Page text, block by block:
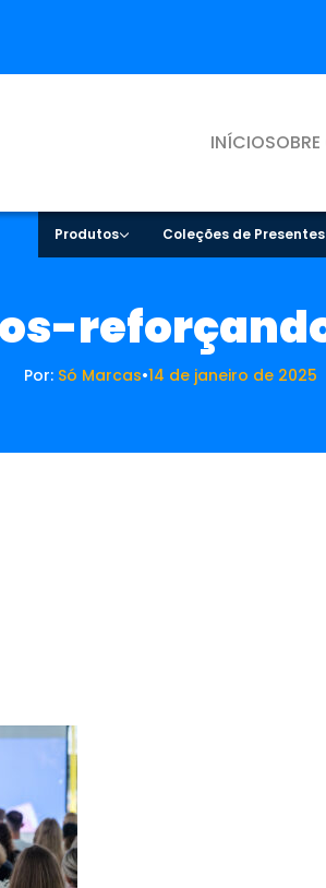
INÍCIO
Produtos Coleções de
Por: Só Marcas•14 de janeiro de 2025